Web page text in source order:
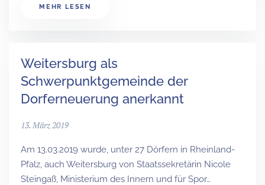
MEHR LESEN
Weitersburg als
Schwerpunktgemeinde der
Dorferneuerung anerkannt
13. März 2019
Am 13.03.2019 wurde, unter 27 Dörfern in Rheinland-
Pfalz, auch Weitersburg von Staatssekretärin Nicole
Steingaß, Ministerium des Innern und für Spor…